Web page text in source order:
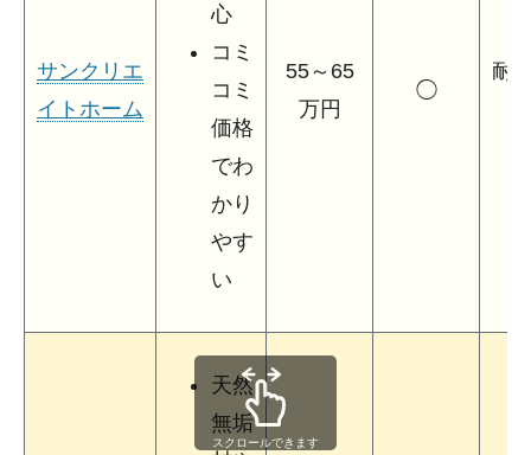
サンクリエ
イトホーム
心
コミ
コミ
価格
でわ
かり
やす
い
55～65
万円
◯
耐
天然
無垢
スクロールできます